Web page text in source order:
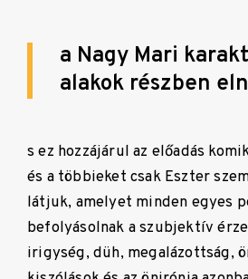
a Nagy Mari
alakok részben
s ez hozzájárul az előadás
és a többieket csak Eszter
látjuk, amelyet minden egyes
befolyásolnak a szubjektív
irigység, düh, megalázottság,